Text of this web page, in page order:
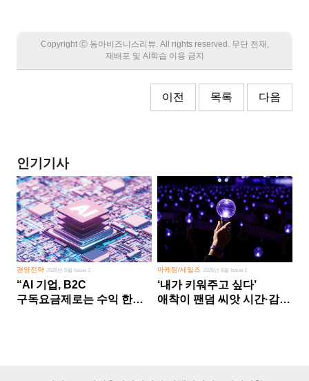
Copyright Ⓒ 동아비즈니스리뷰. All rights reserved. 무단 전재,
재배포 및 AI학습 이용 금지
이전 목록 다음
인기기사
경영전략 2026년 5월 Issue 2
“AI 기업, B2C
구독요금제로는 수익 한계
마케팅/세일즈 2026년 8월 Issue 1
‘내가 키워주고 싶다’
애착이 팬덤 씨앗 시간·감정